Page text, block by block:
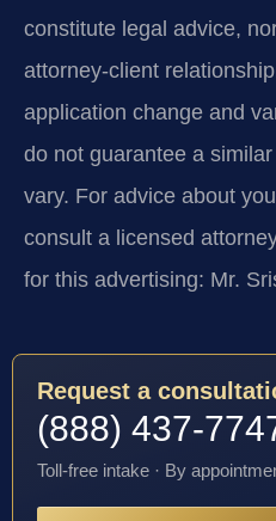
constitute legal advice,
attorney-client
application change and
do not guarantee a
vary. For advice about
consult a licensed
for this advertising: Mr.
Request a
(888) 437-
Toll-free intake · By